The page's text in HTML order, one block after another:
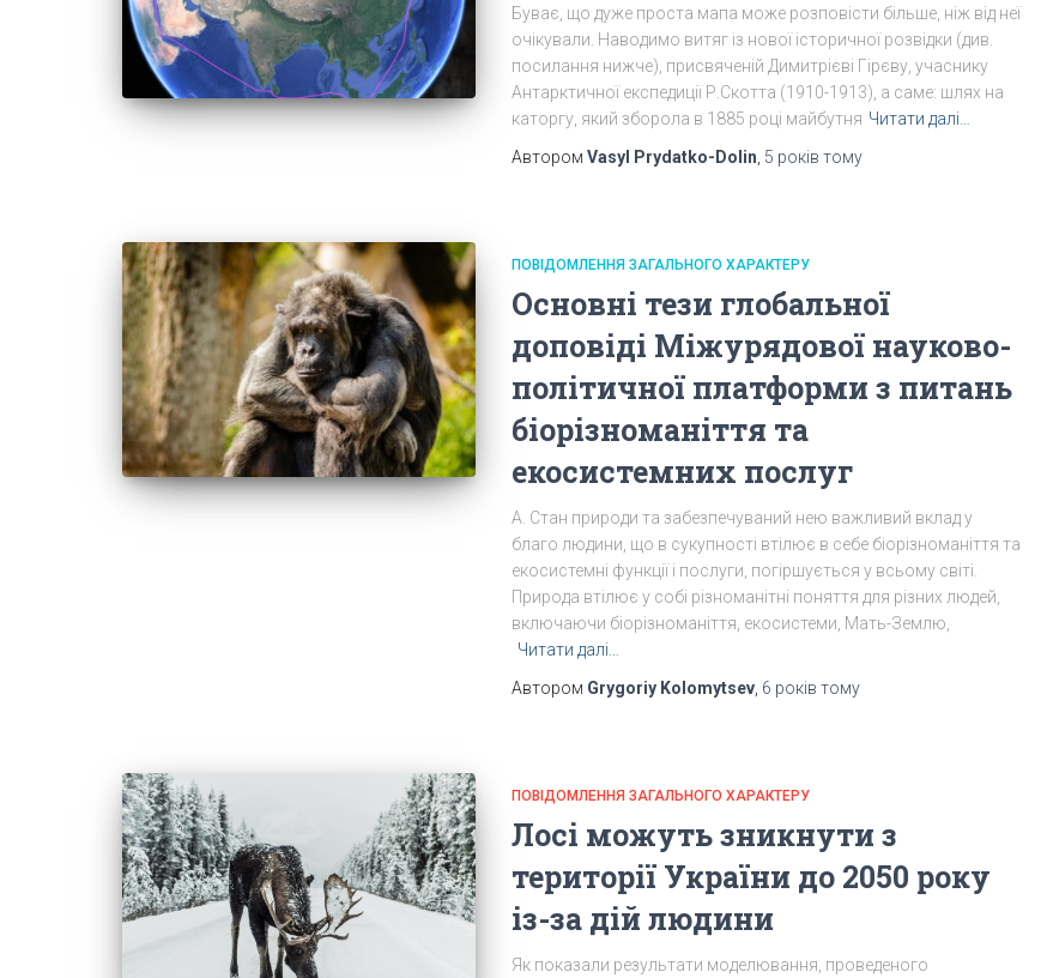
Буває, що дуже проста мапа може розповісти більше, ніж від неї
очікували. Наводимо витяг із нової історичної розвідки (див.
посилання нижче), присвяченій Димитрієві Гірєву, учаснику
Антарктичної експедиції Р.Скотта (1910-1913), а саме: шлях на
каторгу, який зборола в 1885 році майбутня Читати далі…
Автором Vasyl Prydatko-Dolin 5 років тому
ПОВІДОМЛЕННЯ ЗАГАЛЬНОГО ХАРАКТЕРУ
Основні тези глобальної
доповіді Міжурядової науково-
політичної платформи з питань
біорізноманіття та
екосистемних послуг
А. Стан природи та забезпечуваний нею важливий вклад у
благо людини, що в сукупності втілює в себе біорізноманіття та
екосистемні функції і послуги, погіршується у всьому світі.
Природа втілює у собі різноманітні поняття для різних людей,
включаючи біорізноманіття, екосистеми, Мать-Землю,
Читати далі…
Автором Grygoriy Kolomytsev 6 років тому
ПОВІДОМЛЕННЯ ЗАГАЛЬНОГО ХАРАКТЕРУ
Лосі можуть зникнути з
території України до 2050 року
із-за дій людини
Як показали результати моделювання, проведеного